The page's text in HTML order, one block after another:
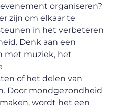
organiseren?
zijn om elkaar te
in het verbeteren
Denk aan een
met muziek, het
of het delen van
Door mondgezondheid
wordt het een